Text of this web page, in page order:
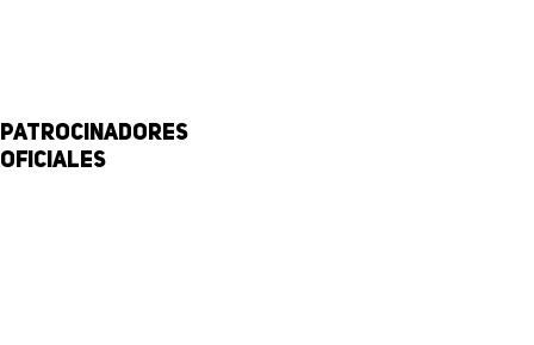
Patrocinadores
Oficiales